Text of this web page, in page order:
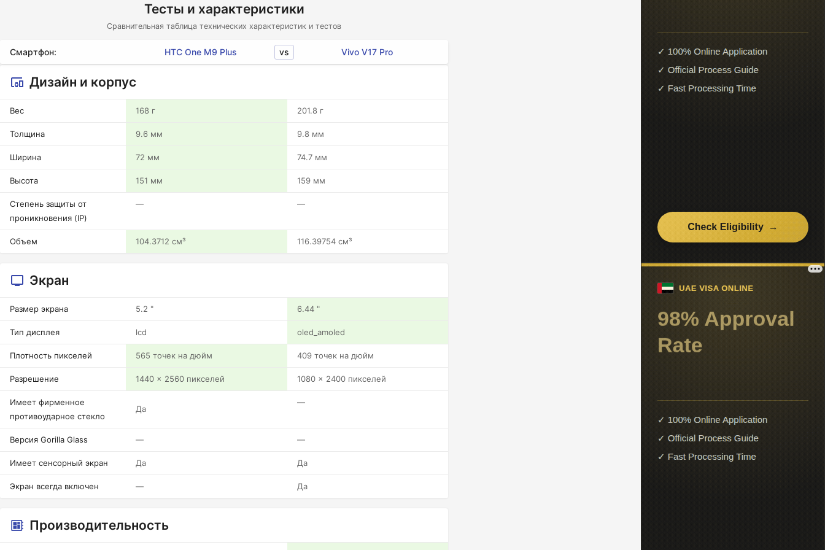
Тесты и характеристики
Сравнительная таблица технических характеристик и тестов
Смартфон: HTC One M9 Plus vs Vivo V17 Pro
Дизайн и корпус
Вес 168 г 201.8 г
Толщина 9.6 мм 9.8 мм
Ширина 72 мм 74.7 мм
Высота 151 мм 159 мм
Степень защиты от
проникновения (IP)
— —
Объем 104.3712 см³ 116.39754 см³
Экран
Размер экрана 5.2 " 6.44 "
Тип дисплея lcd oled_amoled
Плотность пикселей 565 точек на дюйм 409 точек на дюйм
Разрешение 1440 x 2560 пикселей 1080 x 2400 пикселей
Имеет фирменное
противоударное стекло
Да
—
Версия Gorilla Glass — —
Имеет сенсорный экран Да Да
Экран всегда включен — Да
Производительность